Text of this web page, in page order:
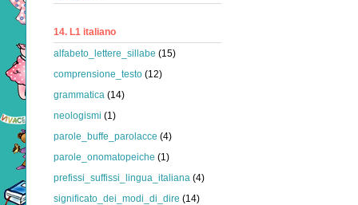
14. L1 italiano
alfabeto_lettere_sillabe (15)
comprensione_testo (12)
grammatica (14)
neologismi (1)
parole_buffe_parolacce (4)
parole_onomatopeiche (1)
prefissi_suffissi_lingua_italiana (4)
significato_dei_modi_di_dire (14)